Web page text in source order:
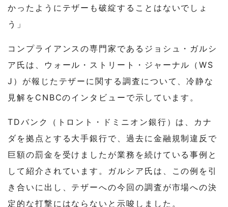
かったようにテザーも破綻することはないでしょ
う」
コンプライアンスの専門家であるジョシュ・ガルシ
ア氏は、ウォール・ストリート・ジャーナル（WS
J）が報じたテザーに関する調査について、冷静な
見解をCNBCのインタビューで示しています。
TDバンク（トロント・ドミニオン銀行）は、カナ
ダを拠点とする大手銀行で、過去に金融規制違反で
巨額の罰金を受けましたが業務を続けている事例と
して紹介されています。ガルシア氏は、この例を引
き合いに出し、テザーへの今回の調査が市場への決
定的な打撃にはならないと示唆しました。